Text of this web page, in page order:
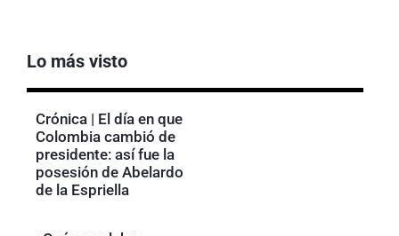
Lo más visto
Crónica | El día en que
Colombia cambió de
presidente: así fue la
posesión de Abelardo
de la Espriella